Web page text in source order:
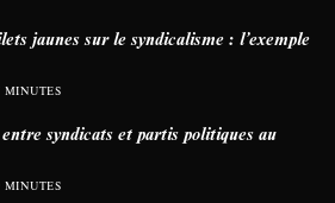
jaunes sur le syndicalisme : l’exemple
MINUTES
syndicats et partis politiques au
MINUTES